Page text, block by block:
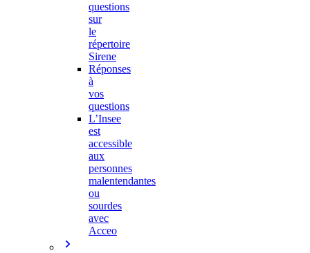
questions
sur
le
répertoire
Sirene
Réponses
à
vos
questions
L’Insee
est
accessible
aux
personnes
malentendantes
ou
sourdes
avec
Acceo